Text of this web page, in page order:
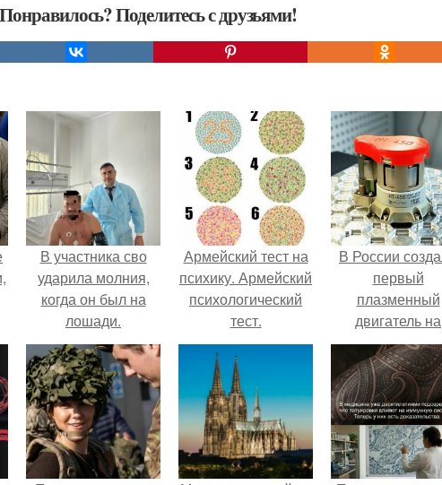
Понравилось? Поделитесь с друзьями!
В участника сво
ударила молния,
когда он был на
лошади.
Армейский тест на
психику. Армейский
психологический
тест.
В России
первый
плазменный
двигатель на
криптоне.